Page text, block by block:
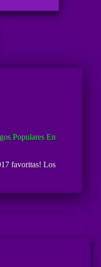
Populares En
favoritas! Los